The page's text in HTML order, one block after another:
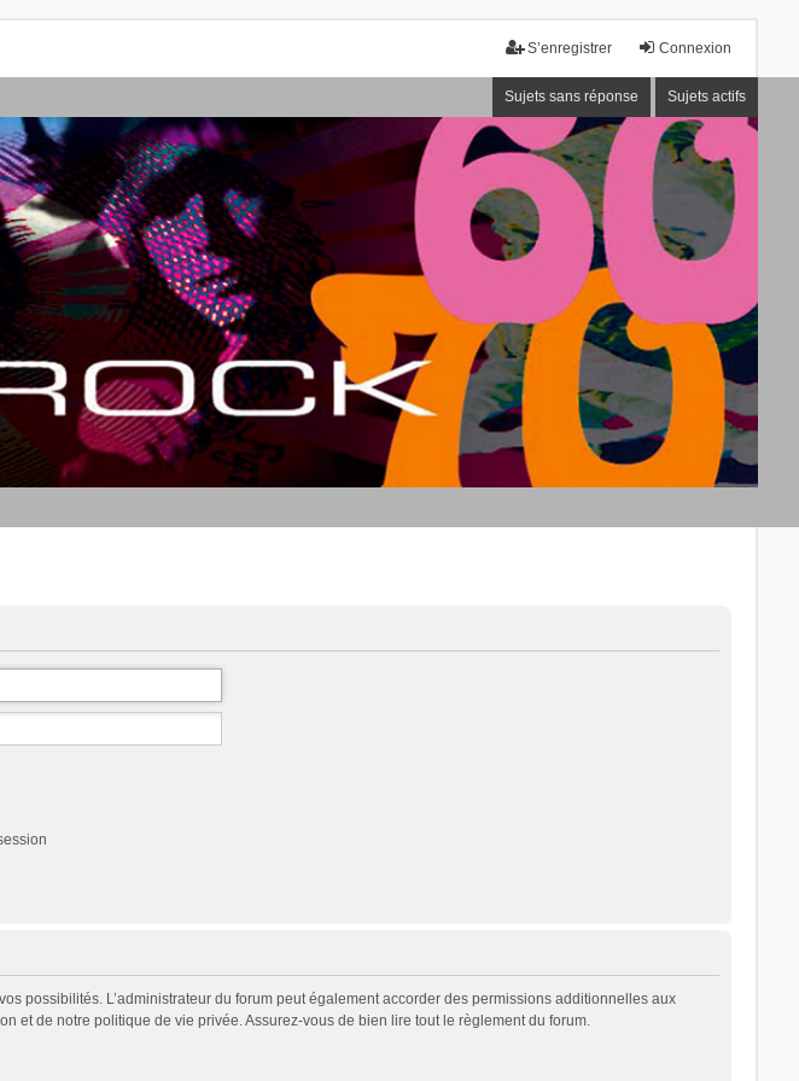
Connexion
S’enregistrer
Sujets sans réponse Sujets actifs
possibilités. L’administrateur du forum peut également accorder des permissions additionnelles aux
et de notre politique de vie privée. Assurez-vous de bien lire tout le règlement du forum.